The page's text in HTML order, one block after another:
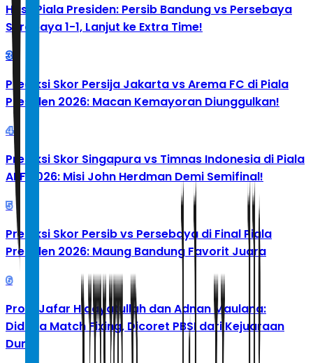
Hasil Piala Presiden: Persib Bandung vs Persebaya
Surabaya 1-1, Lanjut ke Extra Time!
3
Prediksi Skor Persija Jakarta vs Arema FC di Piala
Presiden 2026: Macan Kemayoran Diunggulkan!
4
Prediksi Skor Singapura vs Timnas Indonesia di Piala
AFF 2026: Misi John Herdman Demi Semifinal!
5
Prediksi Skor Persib vs Persebaya di Final Piala
Presiden 2026: Maung Bandung Favorit Juara
6
Profil Jafar Hidayatullah dan Adnan Maulana:
Diduga Match Fixing, Dicoret PBSI dari Kejuaraan
Dunia